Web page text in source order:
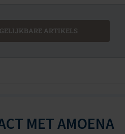
ARTIKELS
MET AMOENA